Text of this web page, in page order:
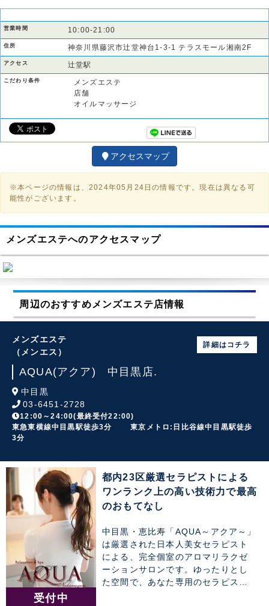
営業時間 10:00-21:00
住所 神奈川県藤沢市辻堂神台1-3-1 テラスモール湘南2F
アクセス 辻堂駅
こだわり条件
メンズエステ
店舗
オイルマッサージ
アクセスマップ
※本ページの情報は、2024年05月24日の情報です。現在は異なる可
能性がございます。
メンズエステへのアクセスマップ
周辺のおすすめメンズエステ店情報
メンズエステ
（メンエス）
AQUA(アクア) 中目黒店.
中目黒
03-6451-2728
詳細はコチラ
12:00～24:00(最終受付22:00)
東急東横線中目黒駅徒歩3分 東京メトロ:日比谷線中目黒駅徒歩
3分
受付中
都内23区厳選セラピストによる
ワンランク上の高い技術力で最高
のおもてなし
中目黒・恵比寿「AQUA～アクア～」
は厳選された日本人美女セラピスト
による、完全個室のアロマリラクゼ
ーションサロンです。ゆったりとし
た空間で、あなた専用のセラピスト